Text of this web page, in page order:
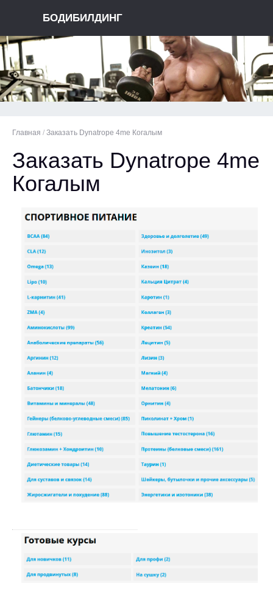
БОДИБИЛДИНГ
Главная / Заказать Dynatrope 4me Когалым
Заказать Dynatrope 4me
Когалым